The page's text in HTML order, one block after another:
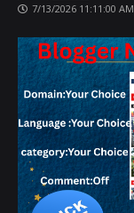
7/13/2026 11:11:00 AM